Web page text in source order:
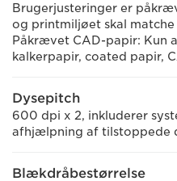
Brugerjusteringer er
og printmiljøet skal matche
Påkrævet CAD-papir: Kun
kalkerpapir, coated papir,
Dysepitch
600 dpi x 2, inkluderer
afhjælpning af tilstoppede
Blækdråbestørrelse